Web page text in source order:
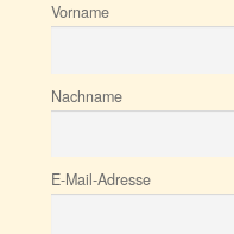
Vorname
Nachname
E-Mail-Adresse